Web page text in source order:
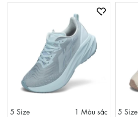
5 Size
1 Màu sắc
5 Size